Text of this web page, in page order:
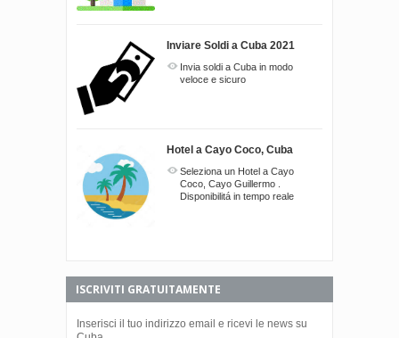
Inviare Soldi a Cuba 2021
Invia soldi a Cuba in modo
veloce e sicuro
Hotel a Cayo Coco, Cuba
Seleziona un Hotel a Cayo
Coco, Cayo Guillermo .
Disponibilitá in tempo reale
ISCRIVITI GRATUITAMENTE
Inserisci il tuo indirizzo email e ricevi le news su